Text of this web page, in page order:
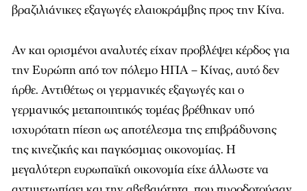
βραζιλιάνικες εξαγωγές ελαιοκράμβης προς την Κίνα.
Αν και ορισμένοι αναλυτές είχαν προβλέψει κέρδος για
την Ευρώπη από τον πόλεμο ΗΠΑ – Κίνας, αυτό δεν
ήρθε. Αντιθέτως οι γερμανικές εξαγωγές και ο
γερμανικός μεταποιητικός τομέας βρέθηκαν υπό
ισχυρότατη πίεση ως αποτέλεσμα της επιβράδυνσης
της κινεζικής και παγκόσμιας οικονομίας. Η
μεγαλύτερη ευρωπαϊκή οικονομία είχε άλλωστε να